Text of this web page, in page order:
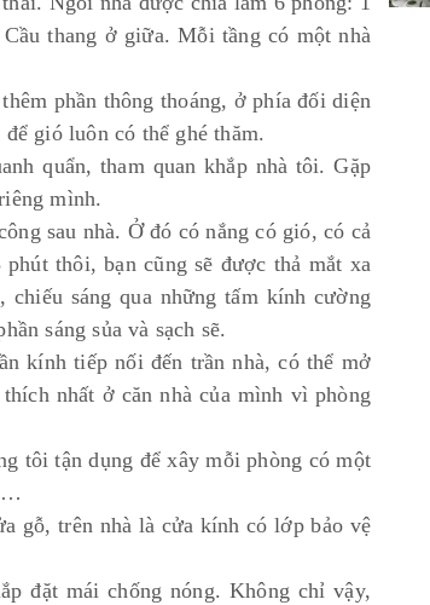
thang ở giữa. Mỗi tầng có một nhà
phần thông thoáng, ở phía đối diện
gió luôn có thể ghé thăm.
quẩn, tham quan khắp nhà tôi. Gặp
mình.
sau nhà. Ở đó có nắng có gió, có cả
thôi, bạn cũng sẽ được thả mắt xa
sáng qua những tấm kính cường
sáng sủa và sạch sẽ.
kính tiếp nối đến trần nhà, có thể mở
nhất ở căn nhà của mình vì phòng
tôi tận dụng để xây mỗi phòng có một
gỗ, trên nhà là cửa kính có lớp bảo vệ
đặt mái chống nóng. Không chỉ vậy,